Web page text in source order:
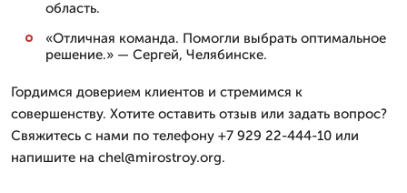
область.
«Отличная команда. Помогли выбрать оптимальное
решение.» — Сергей, Челябинске.
Гордимся доверием клиентов и стремимся к
совершенству. Хотите оставить отзыв или задать вопрос?
Свяжитесь с нами по телефону +7 929 22-444-10 или
напишите на chel@mirostroy.org.